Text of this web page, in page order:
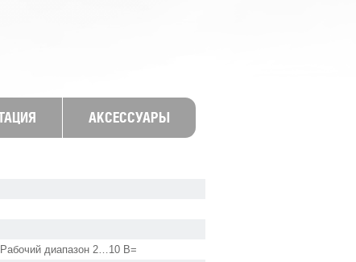
АКСЕССУАРЫ
диапазон 2…10 В=